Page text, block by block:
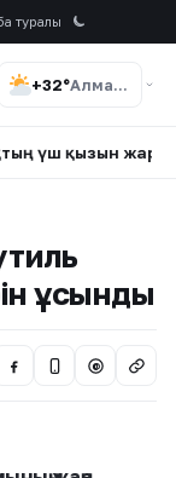
туралы
+32° Алматы
жар етуді нәсіп
ұсынды
@